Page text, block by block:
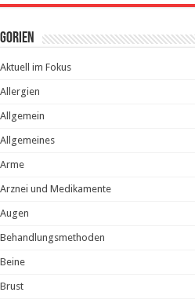
Aktuell im Fokus
Allergien
Allgemein
Allgemeines
Arme
Arznei und Medikamente
Augen
Behandlungsmethoden
Beine
Brust